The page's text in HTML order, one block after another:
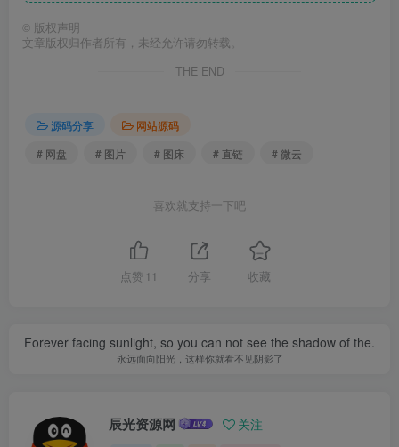
© 版权声明
文章版权归作者所有，未经允许请勿转载。
THE END
源码分享
网站源码
# 网盘
# 图片 # 图床 # 直链 # 微云
喜欢就支持一下吧
点赞 11 分享 收藏
Forever facing sunlight, so you can not see the shadow of the.
永远面向阳光，这样你就看不见阴影了
辰光资源网 关注